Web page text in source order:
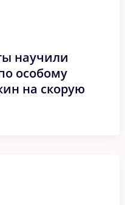
научили
особому
на скорую